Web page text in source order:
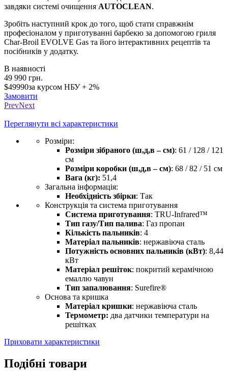
завдяки системі очищення AUTOCLEAN.
Зробіть наступний крок до того, щоб стати справжнім
професіоналом у приготуванні барбекю за допомогою гриля
Char-Broil EVOLVE Gas та його інтерактивних рецептів та
посібників у додатку.
В наявності
49 990 грн.
$49990за курсом НБУ + 2%
Замовити
PrevNext
Переглянути всі характеристики
Розміри:
Розміри зібраного (ш,д,в – см): 61 / 128 / 121
см
Розміри коробки (ш,д,в – см): 68 / 82 / 51 см
Вага (кг): 51,4
Загальна інформація:
Необхідність збірки: Так
Конструкція та система приготування
Система приготування: TRU-Infrared™
Тип газу/Тип палива: Газ пропан
Кількість пальників: 4
Матеріал пальників: нержавіюча сталь
Потужність основних пальників (кВт): 8,44
кВт
Матеріал решіток: покритий керамічною
емаллю чавун
Тип запалювання: Surefire®
Основа та кришка
Матеріал кришки: нержавіюча сталь
Термометр: два датчики температури на
решітках
Приховати характеристики
Подібні товари